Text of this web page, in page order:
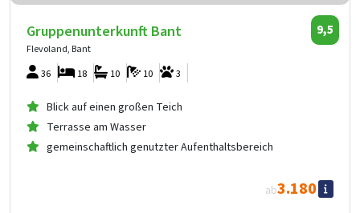
Gruppenunterkunft Bant
Flevoland, Bant
9,5
36 3
10
10
18
Blick auf einen großen Teich
Terrasse am Wasser
gemeinschaftlich genutzter Aufenthaltsbereich
ab3.180